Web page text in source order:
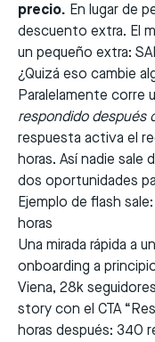
precio. En lugar de
descuento extra. El
un pequeño extra:
¿Quizá eso cambie
Paralelamente corre
respondido después
respuesta activa el
horas. Así nadie sale
dos oportunidades
Ejemplo de flash
horas
Una mirada rápida a
onboarding a
Viena, 28k
story con el CTA
horas después: 340